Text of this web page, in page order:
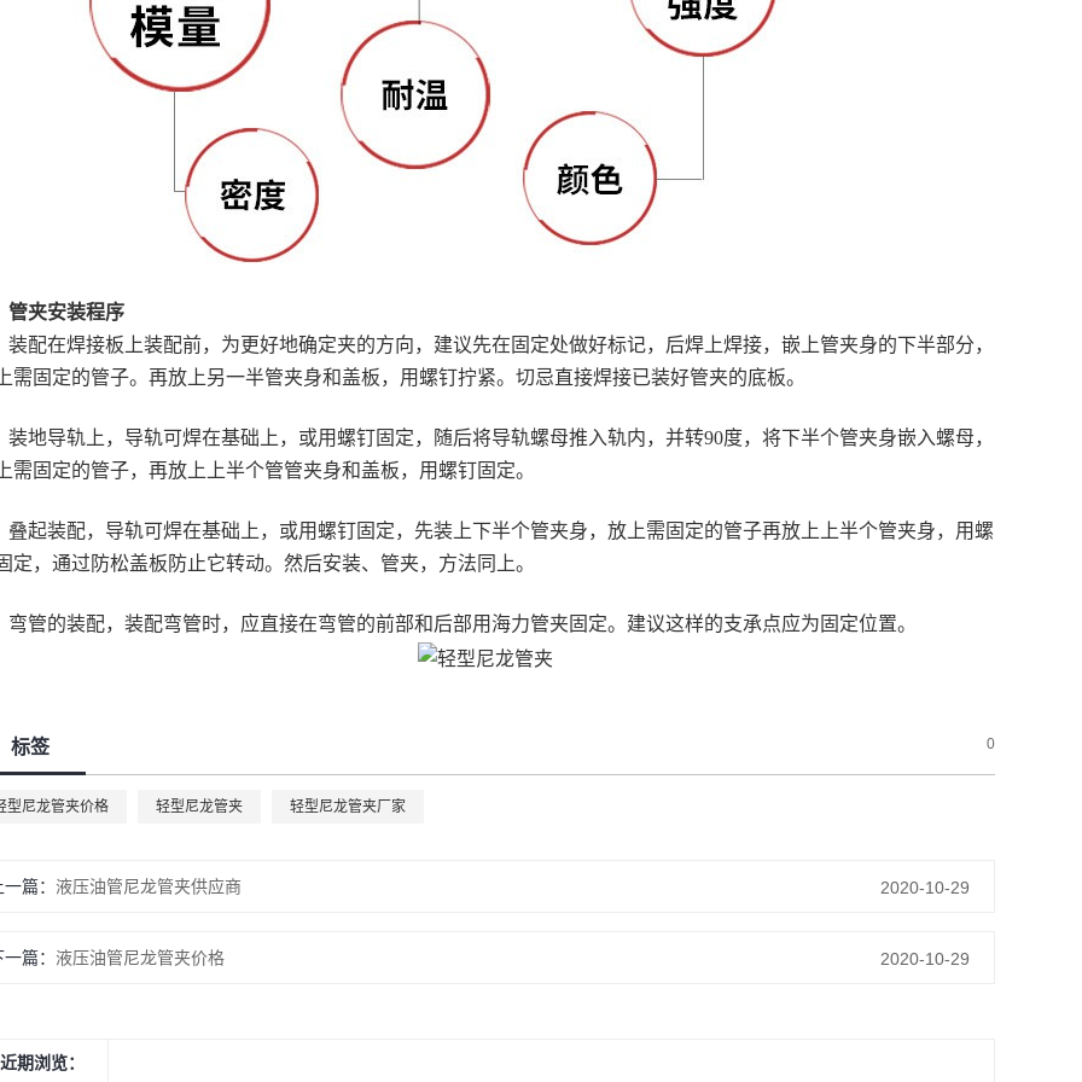
管夹安装程序
装配在焊接板上装配前，为更好地确定夹的方向，建议先在固定处做好标记，后焊上焊接，嵌上管夹身的下半部分，
需固定的管子。再放上另一半管夹身和盖板，用螺钉拧紧。切忌直接焊接已装好管夹的底板。
装地导轨上，导轨可焊在基础上，或用螺钉固定，随后将导轨螺母推入轨内，并转90度，将下半个管夹身嵌入螺母，
需固定的管子，再放上上半个管管夹身和盖板，用螺钉固定。
叠起装配，导轨可焊在基础上，或用螺钉固定，先装上下半个管夹身，放上需固定的管子再放上上半个管夹身，用螺
定，通过防松盖板防止它转动。然后安装、管夹，方法同上。
弯管的装配，装配弯管时，应直接在弯管的前部和后部用 海力管夹固定。建议这样的支承点应为固定位置。
标签 0
型尼龙管夹价格 轻型尼龙管夹 轻型尼龙管夹厂家
篇： 液压油管尼龙管夹供应商 2020-10-29
篇： 液压油管尼龙管夹价格 2020-10-29
近期浏览：